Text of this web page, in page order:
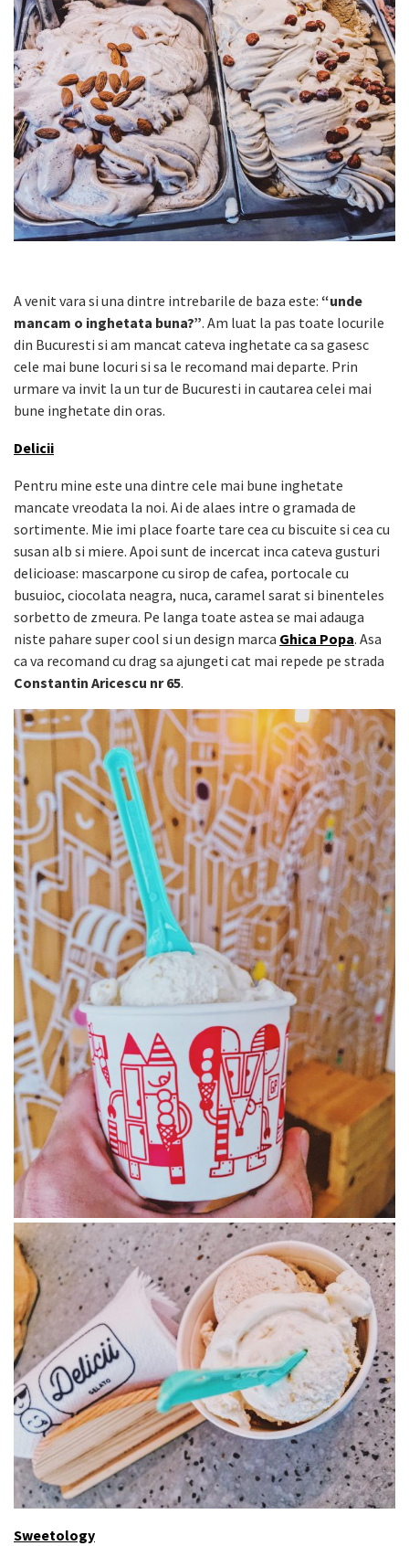
A venit vara si una dintre intrebarile de baza este: “unde
mancam o inghetata buna?”. Am luat la pas toate locurile
din Bucuresti si am mancat cateva inghetate ca sa gasesc
cele mai bune locuri si sa le recomand mai departe. Prin
urmare va invit la un tur de Bucuresti in cautarea celei mai
bune inghetate din oras.
Delicii
Pentru mine este una dintre cele mai bune inghetate
mancate vreodata la noi. Ai de alaes intre o gramada de
sortimente. Mie imi place foarte tare cea cu biscuite si cea cu
susan alb si miere. Apoi sunt de incercat inca cateva gusturi
delicioase: mascarpone cu sirop de cafea, portocale cu
busuioc, ciocolata neagra, nuca, caramel sarat si binenteles
sorbetto de zmeura. Pe langa toate astea se mai adauga
niste pahare super cool si un design marca Ghica Popa. Asa
ca va recomand cu drag sa ajungeti cat mai repede pe strada
Constantin Aricescu nr 65.
Sweetology